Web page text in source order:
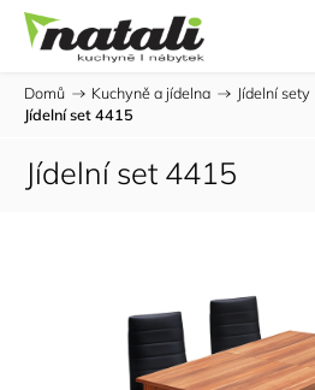
Domů / Kuchyně a jídelna / Jídelní sety
Jídelní set 4415
Jídelní set 4415